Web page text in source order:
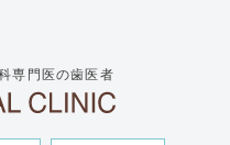
専門医の歯医者